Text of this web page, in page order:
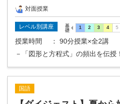
対面授業
レベル別講座
授業時間
： 90分授業×全2講
－「図形と方程式」の頻出を伝授
国語